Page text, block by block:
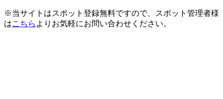
※当サイトはスポット登録無料ですので、スポット管理者様
はこちら よりお気軽にお問い合わせください。